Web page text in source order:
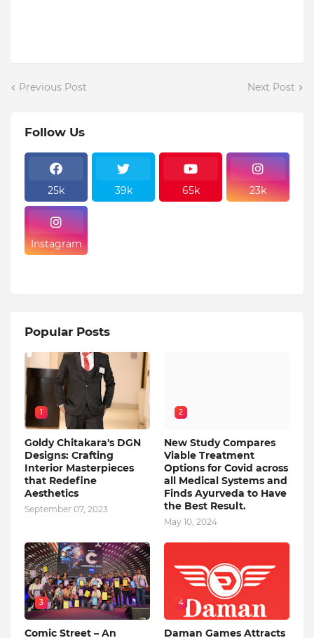
Previous Post Next Post
Follow Us
25k 39k 65k 23k
Instagram
Popular Posts
1
Goldy Chitakara's DGN
Designs: Crafting
Interior Masterpieces
that Redefine
Aesthetics
September 07, 2023
2
New Study Compares
Viable Treatment
Options for Covid across
all Medical Systems and
Finds Ayurveda to Have
the Best Result.
May 10, 2024
3
Comic Street – An
4
Daman Games Attracts